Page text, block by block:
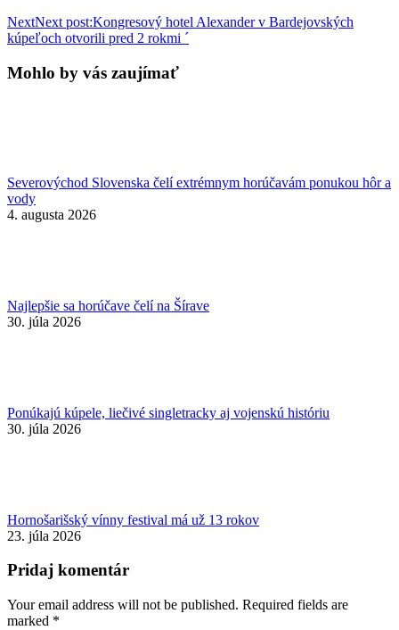
NextNext post:Kongresový hotel Alexander v Bardejovských
kúpeľoch otvorili pred 2 rokmi ´
Mohlo by vás zaujímať
Severovýchod Slovenska čelí extrémnym horúčavám ponukou hôr a
vody
4. augusta 2026
Najlepšie sa horúčave čelí na Šírave
30. júla 2026
Ponúkajú kúpele, liečivé singletracky aj vojenskú históriu
30. júla 2026
Hornošarišský vínny festival má už 13 rokov
23. júla 2026
Pridaj komentár
Your email address will not be published. Required fields are
marked *